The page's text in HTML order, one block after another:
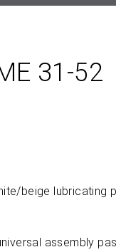
31-52
beige
assembly